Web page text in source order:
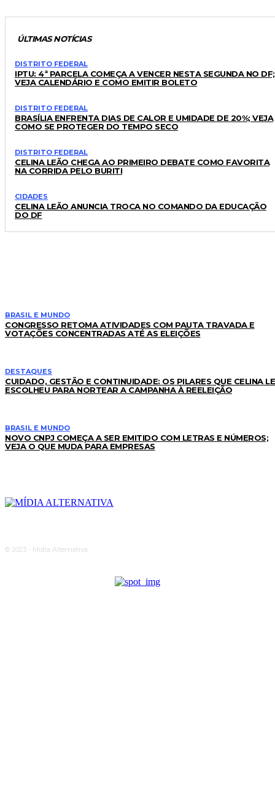
ÚLTIMAS NOTÍCIAS
DISTRITO FEDERAL
IPTU: 4ª PARCELA COMEÇA A VENCER NESTA SEGUNDA NO DF;
VEJA CALENDÁRIO E COMO EMITIR BOLETO
DISTRITO FEDERAL
BRASÍLIA ENFRENTA DIAS DE CALOR E UMIDADE DE 20%; VEJA
COMO SE PROTEGER DO TEMPO SECO
DISTRITO FEDERAL
CELINA LEÃO CHEGA AO PRIMEIRO DEBATE COMO FAVORITA
NA CORRIDA PELO BURITI
CIDADES
CELINA LEÃO ANUNCIA TROCA NO COMANDO DA EDUCAÇÃO
DO DF
BRASIL E MUNDO
CONGRESSO RETOMA ATIVIDADES COM PAUTA TRAVADA E
VOTAÇÕES CONCENTRADAS ATÉ AS ELEIÇÕES
DESTAQUES
CUIDADO, GESTÃO E CONTINUIDADE: OS PILARES QUE CELINA
ESCOLHEU PARA NORTEAR A CAMPANHA À REELEIÇÃO
BRASIL E MUNDO
NOVO CNPJ COMEÇA A SER EMITIDO COM LETRAS E NÚMEROS;
VEJA O QUE MUDA PARA EMPRESAS
© 2023 - Midia Alternativa.